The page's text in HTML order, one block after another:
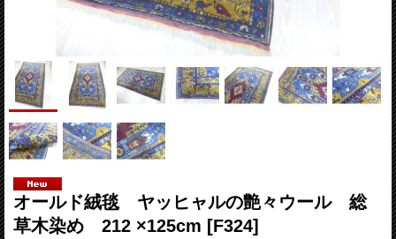
オールド絨毯 ヤッヒャルの艶々ウール 総
草木染め 212 ×125cm [F324]